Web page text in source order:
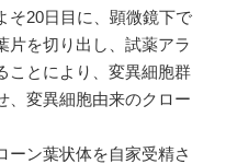
20日目に、顕微鏡下で
片を切り出し、試薬アラ
ことにより、変異細胞群
、変異細胞由来のクロー
ン葉状体を自家受精さ